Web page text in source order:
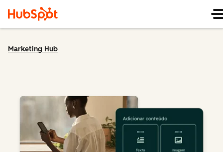
Marketing Hub